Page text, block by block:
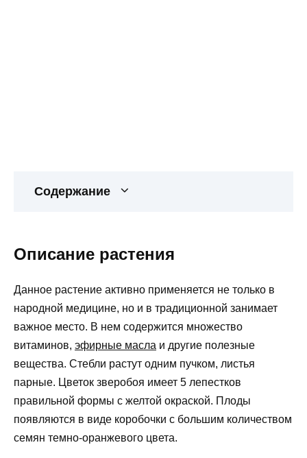
Содержание
Описание растения
Данное растение активно применяется не только в
народной медицине, но и в традиционной занимает
важное место. В нем содержится множество
витаминов, эфирные масла и другие полезные
вещества. Стебли растут одним пучком, листья
парные. Цветок зверобоя имеет 5 лепестков
правильной формы с желтой окраской. Плоды
появляются в виде коробочки с большим количеством
семян темно-оранжевого цвета.